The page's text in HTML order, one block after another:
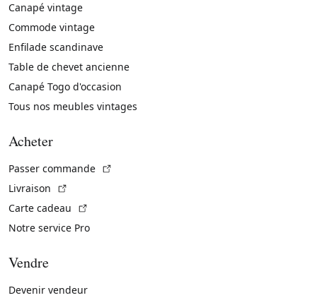
Canapé vintage
Commode vintage
Enfilade scandinave
Table de chevet ancienne
Canapé Togo d'occasion
Tous nos meubles vintages
Acheter
Passer commande
Livraison
Carte cadeau
Notre service Pro
Vendre
Devenir vendeur